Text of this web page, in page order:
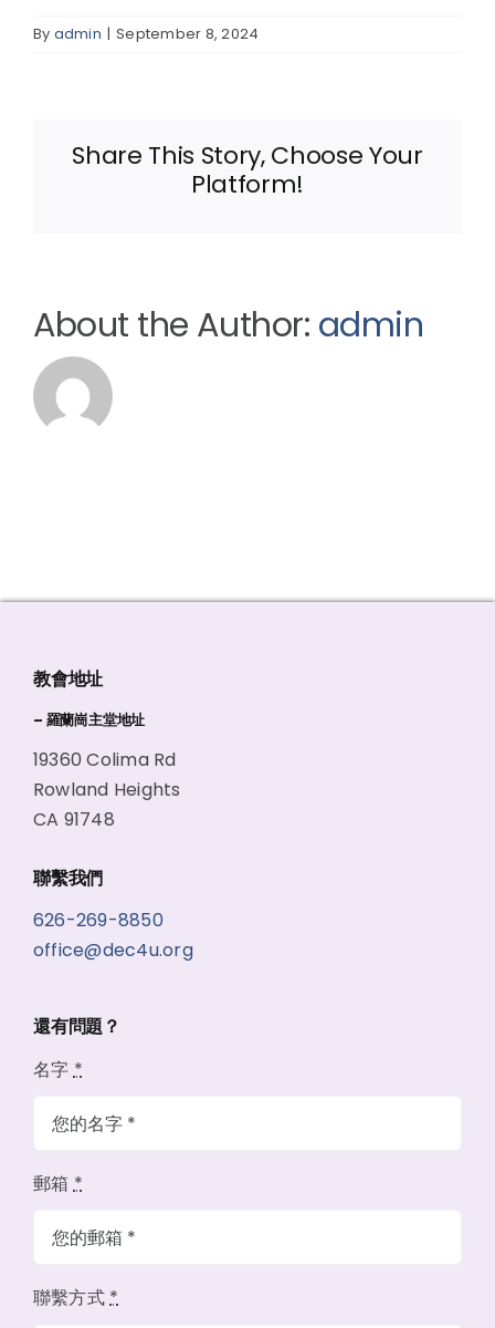
By admin | September 8, 2024
Share This Story, Choose Your
Platform!
About the Author: admin
教會地址
– 羅蘭崗主堂地址
19360 Colima Rd
Rowland Heights
CA 91748
聯繫我們
626-269-8850
office@dec4u.org
還有問題？
名字*
郵箱*
聯繫方式*